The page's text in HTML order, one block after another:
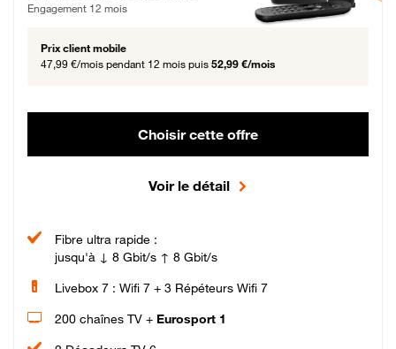
Engagement 12 mois
Prix client mobile
47,99 €/mois pendant 12 mois puis 52,99 €/mois
Choisir cette offre
Voir le détail
Fibre ultra rapide :
jusqu'à ↓ 8 Gbit/s ↑ 8 Gbit/s
Livebox 7 : Wifi 7 + 3 Répéteurs Wifi 7
200 chaînes TV + Eurosport 1